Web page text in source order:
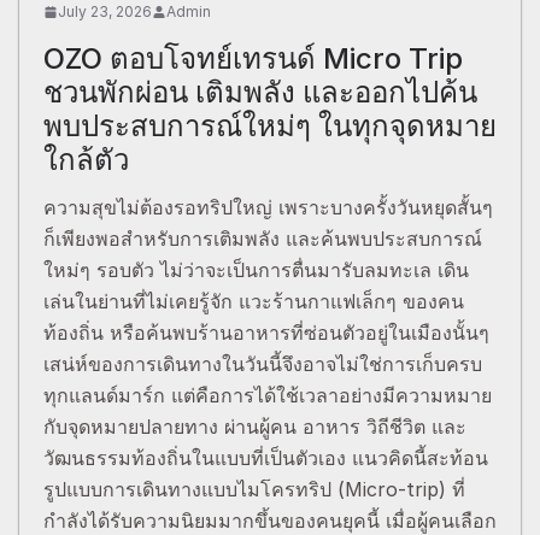
July 23, 2026 Admin
OZO ตอบโจทย์เทรนด์ Micro Trip
ชวนพักผ่อน เติมพลัง และออกไปค้น
พบประสบการณ์ใหม่ๆ ในทุกจุดหมาย
ใกล้ตัว
ความสุขไม่ต้องรอทริปใหญ่ เพราะบางครั้งวันหยุดสั้นๆ
ก็เพียงพอสำหรับการเติมพลัง และค้นพบประสบการณ์
ใหม่ๆ รอบตัว ไม่ว่าจะเป็นการตื่นมารับลมทะเล เดิน
เล่นในย่านที่ไม่เคยรู้จัก แวะร้านกาแฟเล็กๆ ของคน
ท้องถิ่น หรือค้นพบร้านอาหารที่ซ่อนตัวอยู่ในเมืองนั้นๆ
เสน่ห์ของการเดินทางในวันนี้จึงอาจไม่ใช่การเก็บครบ
ทุกแลนด์มาร์ก แต่คือการได้ใช้เวลาอย่างมีความหมาย
กับจุดหมายปลายทาง ผ่านผู้คน อาหาร วิถีชีวิต และ
วัฒนธรรมท้องถิ่นในแบบที่เป็นตัวเอง แนวคิดนี้สะท้อน
รูปแบบการเดินทางแบบไมโครทริป (Micro-trip) ที่
กำลังได้รับความนิยมมากขึ้นของคนยุคนี้ เมื่อผู้คนเลือก